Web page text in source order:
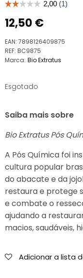
12,50 €
EAN: 7898126409875
REF: BC9875
Marca: Bio Extratus
Esgotado
Saiba mais sobre
Bio Extratus Pós
A Pós Química foi
cultura popular
do abacate e da
restaura e protege
e combate o
ajudando a
macios, saudáveis,
Adicionar a lista